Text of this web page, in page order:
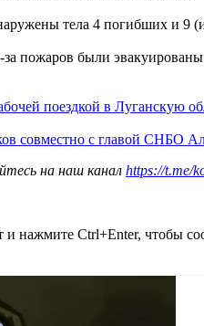
тела 4 погибших и 9
пожаров были
поездкой в Луганскую
совместно с главой СНБО
на наш канал https://t.me/
нажмите Ctrl+Enter, чтобы